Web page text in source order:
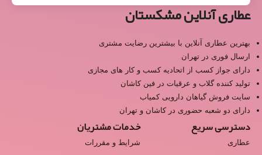
عطاری آنلاین مشکستان
بهترین عطاری آنلاین با بیشترین رضایت مشتری
ارسال فوری در تهران
دارای جواز کسب از اتحادیه کسب و کار های مجازی
تولید کننده گلاب و عرقیات در فین کاشان
سایت فروش گیاهان دارویی کمیاب
دارای دو شعبه حضوری در کاشان و تهران
دسترسی سریع
عطاری
خدمات مشتریان
شرایط و مقررات